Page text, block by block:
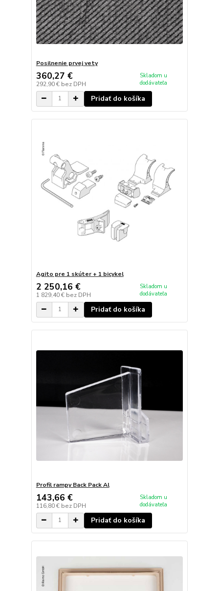
Posilnenie prvej vety
360,27 €
292,90 € bez DPH
Skladom u
dodávateľa
Pridať do košíka
Agito pre 1 skúter + 1 bicykel
2 250,16 €
1 829,40 € bez DPH
Skladom u
dodávateľa
Pridať do košíka
Profil rampy Back Pack Al
143,66 €
116,80 € bez DPH
Skladom u
dodávateľa
Pridať do košíka